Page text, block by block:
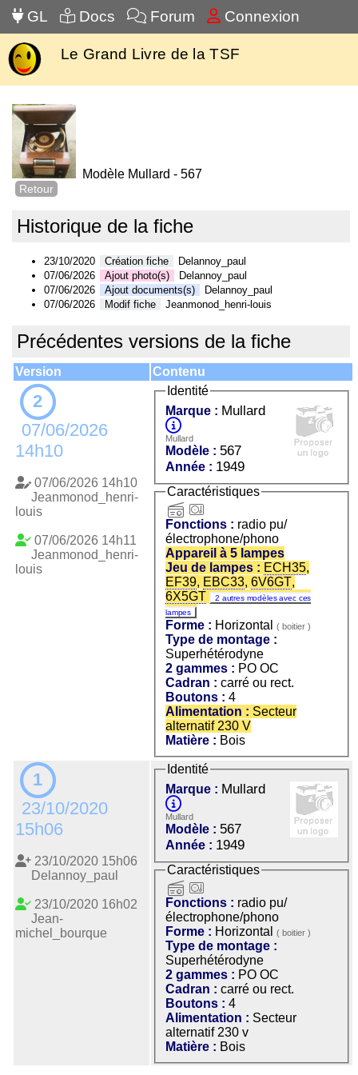
GL Docs Forum Connexion
Le Grand Livre de la TSF
Modèle Mullard - 567
Retour
Historique de la fiche
23/10/2020 Création fiche
Delannoy_paul
07/06/2026
Ajout photo(s)
Delannoy_paul
07/06/2026
Ajout documents(s)
Delannoy_paul
07/06/2026
Modif fiche Jeanmonod_henri-louis
Précédentes versions de la fiche
Version Contenu
2
07/06/2026
14h10
07/06/2026 14h10
Jeanmonod_henri-
louis
07/06/2026 14h11
Jeanmonod_henri-
louis
Identité
Marque : Mullard
Mullard
Modèle : 567
Année : 1949
Caractéristiques
radio
Fonctions : radio pu/
électrophone/phono
Appareil à 5 lampes
Jeu de lampes : ECH35,
EF39, EBC33, 6V6GT,
6X5GT
2 autres modèles avec ces
lampes
Forme : Horizontal ( boitier )
Type de montage :
Superhétérodyne
2 gammes :
PO OC
Cadran : carré ou rect.
Boutons : 4
Alimentation : Secteur
alternatif 230 V
Matière : Bois
1
23/10/2020
15h06
23/10/2020 15h06
Delannoy_paul
23/10/2020 16h02
Jean-
michel_bourque
Identité
Marque : Mullard
Mullard
Modèle : 567
Année : 1949
Caractéristiques
radio
Fonctions : radio pu/
électrophone/phono
Forme : Horizontal ( boitier )
Type de montage :
Superhétérodyne
2 gammes :
PO OC
Cadran : carré ou rect.
Boutons : 4
Alimentation : Secteur
alternatif 230 v
Matière : Bois